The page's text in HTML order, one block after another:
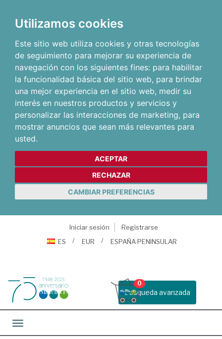
Utilizamos cookies
Este sitio web utiliza cookies y otras tecnologías
de seguimiento para mejorar su experiencia de
navegación con los siguientes fines: para habilitar
la funcionalidad básica del sitio web, para brindar
una mejor experiencia en el sitio web, medir su
interés en nuestros productos y servicios y
personalizar las interacciones de marketing, para
mostrar anuncios que sean más relevantes para
usted.
ACEPTAR
RECHAZAR
CAMBIAR PREFERENCIAS
Iniciar sesión
Registrarse
ES
EUR ESPAÑA PENINSULAR
Busqueda avanzada
0
Toggle navigation